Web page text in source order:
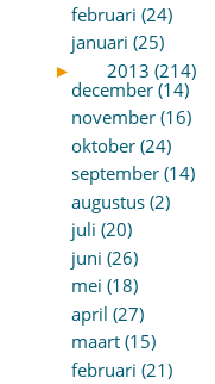
februari (24)
januari (25)
►
2013 (214)
december (14)
november (16)
oktober (24)
september (14)
augustus (2)
juli (20)
juni (26)
mei (18)
april (27)
maart (15)
februari (21)